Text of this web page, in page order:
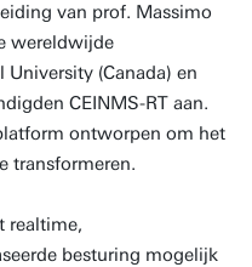
van prof. Massimo
wereldwijde
(Canada) en
CEINMS-RT aan.
ontworpen om het
transformeren.
realtime,
besturing mogelijk